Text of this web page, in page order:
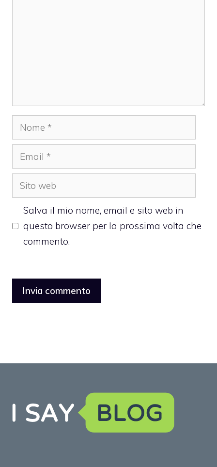
Nome
Email
Sito
web
Salva il mio nome, email e sito web in
questo browser per la prossima volta che
commento.